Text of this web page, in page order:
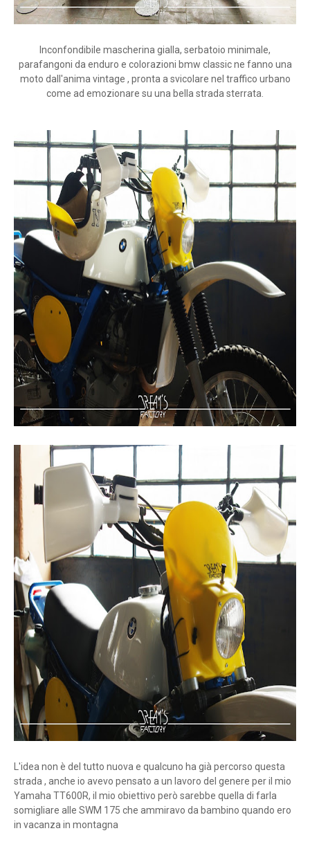
Inconfondibile mascherina gialla, serbatoio minimale,
parafangoni da enduro e colorazioni bmw classic ne fanno una
moto dall'anima vintage , pronta a svicolare nel traffico urbano
come ad emozionare su una bella strada sterrata.
L'idea non è del tutto nuova e qualcuno ha già percorso questa
strada , anche io avevo pensato a un lavoro del genere per il mio
Yamaha TT600R, il mio obiettivo però sarebbe quella di farla
somigliare alle SWM 175 che ammiravo da bambino quando ero
in vacanza in montagna